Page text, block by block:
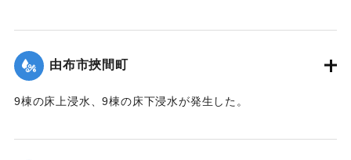
（第 22 報）】
2020/7/6｜固有コード: 01215060
由布市挾間町
9棟の床上浸水、9棟の床下浸水が発生した。